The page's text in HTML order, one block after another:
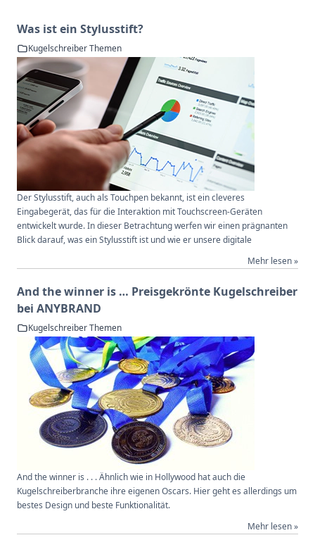
Was ist ein Stylusstift?
Kugelschreiber Themen
Der Stylusstift, auch als Touchpen bekannt, ist ein cleveres
Eingabegerät, das für die Interaktion mit Touchscreen-Geräten
entwickelt wurde. In dieser Betrachtung werfen wir einen prägnanten
Blick darauf, was ein Stylusstift ist und wie er unsere digitale
Mehr lesen »
And the winner is … Preisgekrönte Kugelschreiber
bei ANYBRAND
Kugelschreiber Themen
And the winner is . . . Ähnlich wie in Hollywood hat auch die
Kugelschreiberbranche ihre eigenen Oscars. Hier geht es allerdings um
bestes Design und beste Funktionalität.
Mehr lesen »